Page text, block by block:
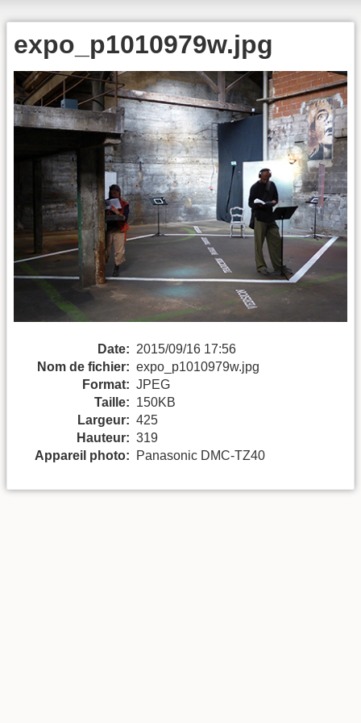
expo_p1010979w.jpg
Date: 2015/09/16 17:56
Nom de fichier: expo_p1010979w.jpg
Format: JPEG
Taille: 150KB
Largeur: 425
Hauteur: 319
Appareil photo:
Panasonic DMC-TZ40